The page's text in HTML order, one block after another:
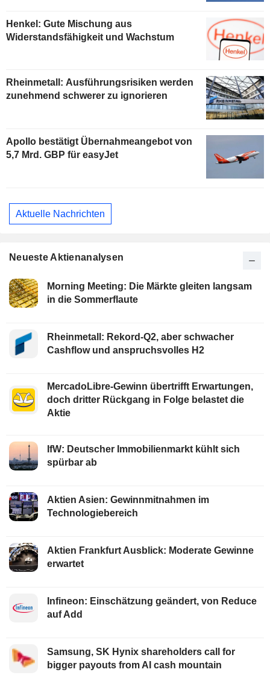
Henkel: Gute Mischung aus
Widerstandsfähigkeit und Wachstum
Rheinmetall: Ausführungsrisiken werden
zunehmend schwerer zu ignorieren
Apollo bestätigt Übernahmeangebot von
5,7 Mrd. GBP für easyJet
Aktuelle Nachrichten
Neueste Aktienanalysen
Morning Meeting: Die Märkte gleiten langsam
in die Sommerflaute
Rheinmetall: Rekord-Q2, aber schwacher
Cashflow und anspruchsvolles H2
MercadoLibre-Gewinn übertrifft Erwartungen,
doch dritter Rückgang in Folge belastet die
Aktie
IfW: Deutscher Immobilienmarkt kühlt sich
spürbar ab
Aktien Asien: Gewinnmitnahmen im
Technologiebereich
Aktien Frankfurt Ausblick: Moderate Gewinne
erwartet
Infineon: Einschätzung geändert, von Reduce
auf Add
Samsung, SK Hynix shareholders call for
bigger payouts from AI cash mountain